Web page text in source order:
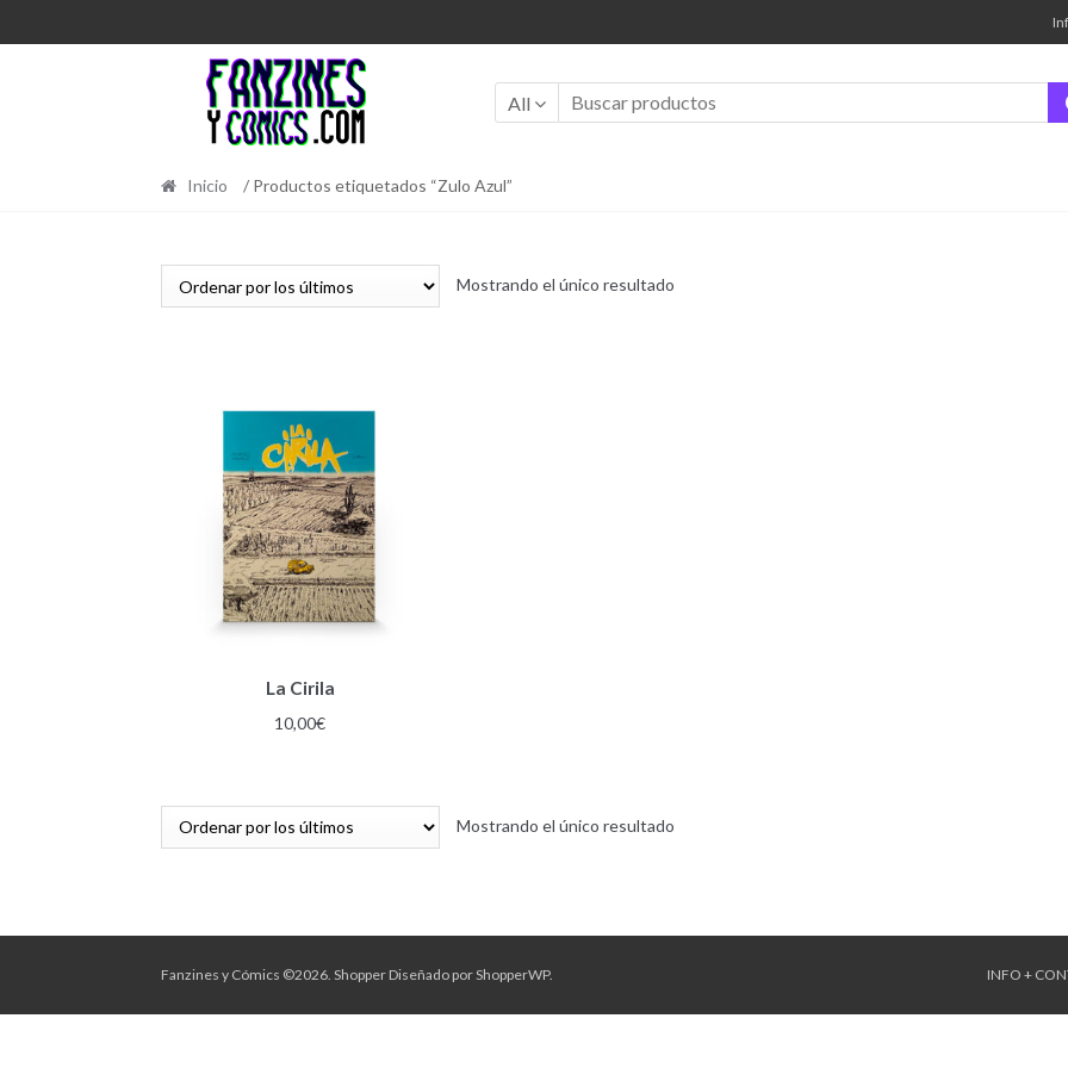
a
navegación
al
contenido
All
Inicio / Productos etiquetados “Zulo Azul”
Mostrando el único resultado
La Cirila
10,00€
Mostrando el único resultado
Fanzines y Cómics ©2026. ShopperDiseñado porShopperWP. INFO +